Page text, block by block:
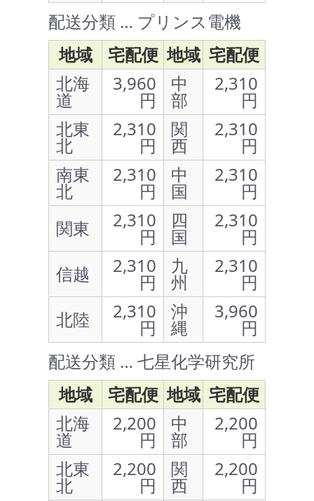
配送分類 … プリンス電機
地域
宅配便 地域 宅配便
北海
道
3,960
円
中
部
2,310
円
北東
北
2,310
円
関
西
2,310
円
南東
北
2,310
円
中
国
2,310
円
関東
2,310
円
四
国
2,310
円
信越
2,310
円
九
州
2,310
円
北陸
2,310
円
沖
縄
3,960
円
配送分類 … 七星化学研究所
地域
宅配便 地域 宅配便
北海
道
2,200
円
中
部
2,200
円
北東
北
2,200
円
関
西
2,200
円